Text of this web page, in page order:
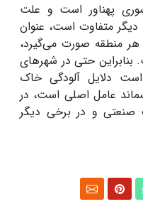
پهناور است و علت
دیگر متفاوت است، عنوان
هر منطقه صورت می‌گیرد،
حتی در شهرهای
دلایل آلودگی خاک
عامل اصلی است، در
صنعتی و در برخی دیگر